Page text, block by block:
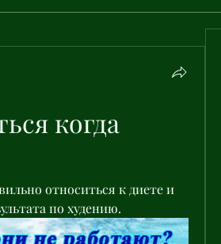
когда
относиться к диете и
по худению.